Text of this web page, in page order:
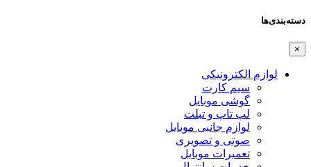
دسته‌بندی‌ها
×
لوازم الکترونیکی
سیم کارت
گوشی موبایل
لپ تاپ و تبلت
لوازم جانبی موبایل
صوتی و تصویری
تعمیرات موبایل